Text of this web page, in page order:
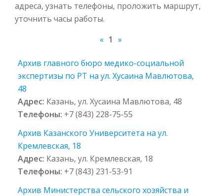
адреса, узнать телефоны, проложить маршрут,
уточнить часы работы.
« 1 »
Архив главного бюро медико-социальной
экспертизы по РТ на ул. Хусаина Мавлютова,
48
Адрес: Казань, ул. Хусаина Мавлютова, 48
Телефоны: +7 (843) 228-75-55
Архив Казанского Университета на ул.
Кремлевская, 18
Адрес: Казань, ул. Кремлевская, 18
Телефоны: +7 (843) 231-53-91
Архив Министерства сельского хозяйства и